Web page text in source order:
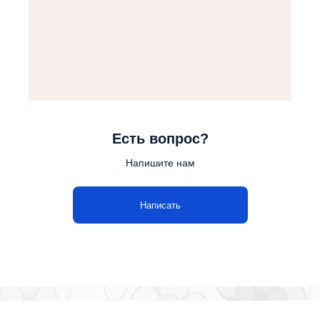
Есть вопрос?
Напишите нам
Написать